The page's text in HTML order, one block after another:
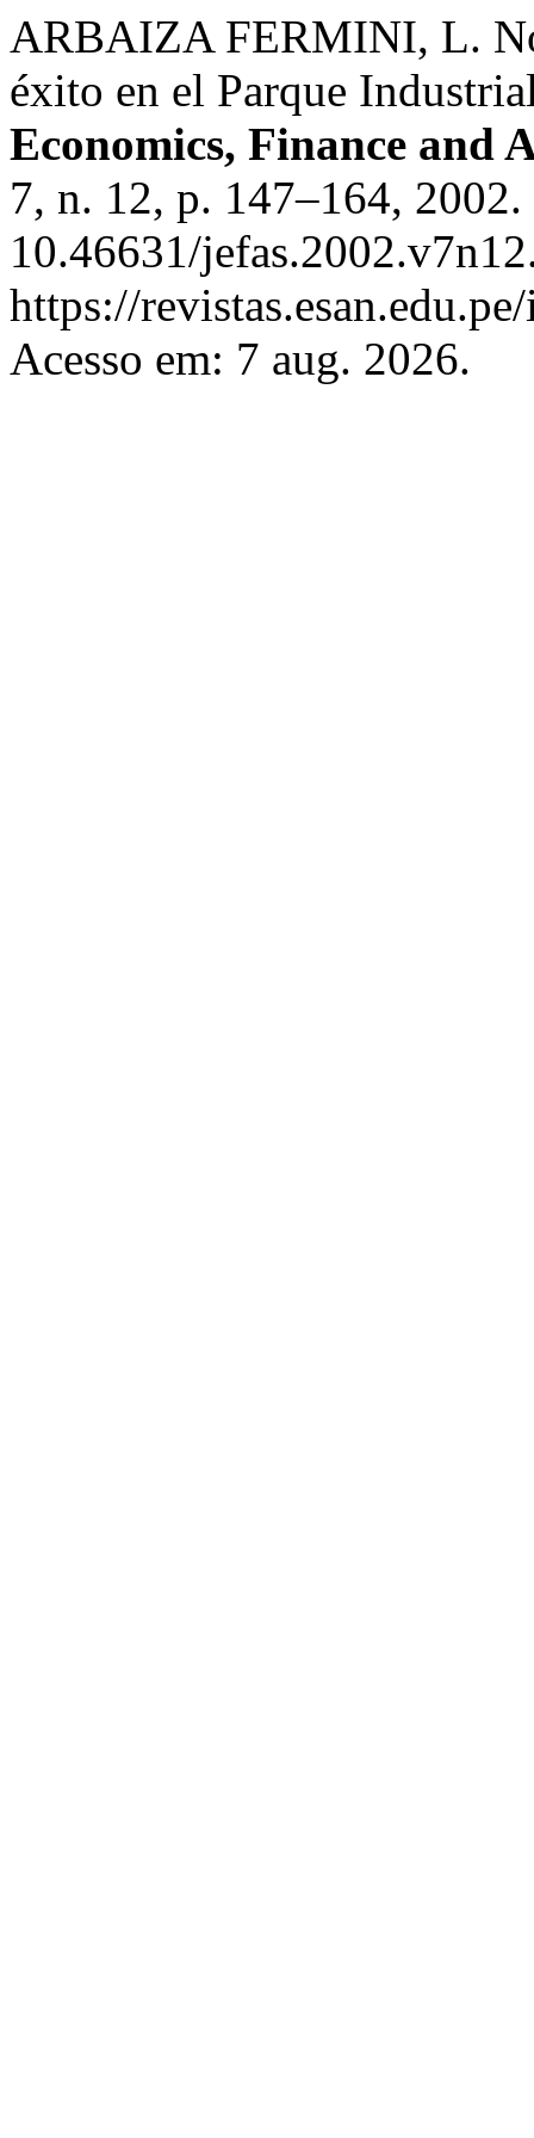
ARBAIZA FERMINI, L.
éxito en el Parque
Economics, Finance and
7, n. 12, p. 147–164,
10.46631/
https://
Acesso em: 7 aug. 2026.